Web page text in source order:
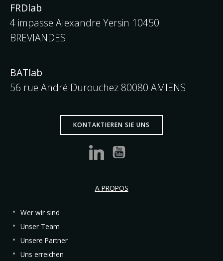
FRDlab
4 impasse Alexandre Yersin 10450
BREVIANDES
BATlab
56 rue André Durouchez 80080 AMIENS
KONTAKTIEREN SIE UNS
A PROPOS
Wer wir sind
Unser Team
Unsere Partner
Uns erreichen